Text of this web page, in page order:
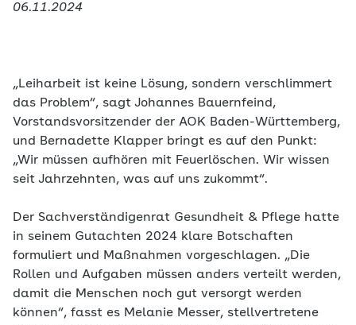
06.11.2024
„Leiharbeit ist keine Lösung, sondern verschlimmert
das Problem“, sagt Johannes Bauernfeind,
Vorstandsvorsitzender der AOK Baden-Württemberg,
und Bernadette Klapper bringt es auf den Punkt:
„Wir müssen aufhören mit Feuerlöschen. Wir wissen
seit Jahrzehnten, was auf uns zukommt“.
Der Sachverständigenrat Gesundheit & Pflege hatte
in seinem Gutachten 2024 klare Botschaften
formuliert und Maßnahmen vorgeschlagen. „Die
Rollen und Aufgaben müssen anders verteilt werden,
damit die Menschen noch gut versorgt werden
können“, fasst es Melanie Messer, stellvertretene